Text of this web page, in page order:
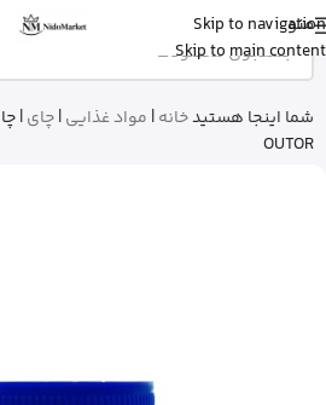
Skip to navigation
Skip to main content
منو
شما اینجا هستیدخانه| مواد غذایی|چای|
OUTOR
علیاز ساری
بالم سیکاپلاست لاروش پوزای رو خرید
15 دقیقه پیش